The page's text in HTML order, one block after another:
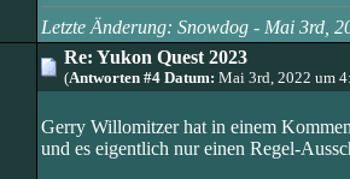
Letzte Änderung: Snowdog - Mai 3rd,
Re: Yukon Quest 2023
(Antworten #4 Datum: Mai 3rd, 2022 um
Gerry Willomitzer hat in einem
und es eigentlich nur einen Regel-